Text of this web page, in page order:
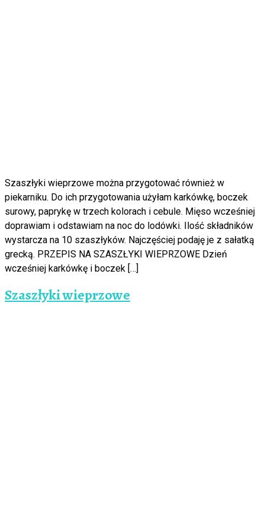
Szaszłyki wieprzowe można przygotować również w
piekarniku. Do ich przygotowania użyłam karkówkę, boczek
surowy, paprykę w trzech kolorach i cebule. Mięso wcześniej
doprawiam i odstawiam na noc do lodówki. Ilość składników
wystarcza na 10 szaszłyków. Najczęściej podaję je z sałatką
grecką. PRZEPIS NA SZASZŁYKI WIEPRZOWE Dzień
wcześniej karkówkę i boczek […]
Szaszłyki wieprzowe